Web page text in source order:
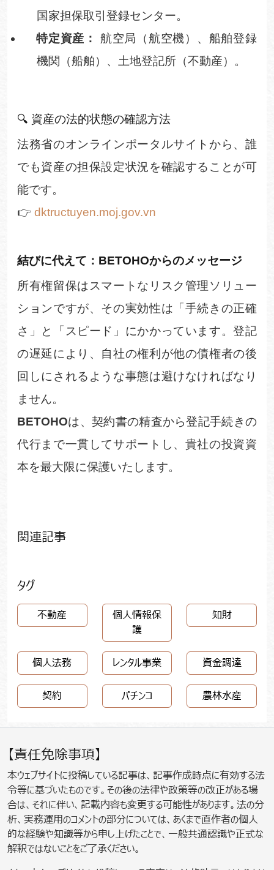
国家担保取引登録センター。
特定資産：
航空局（航空機）、船舶登録
機関（船舶）、土地登記所（不動産）。
🔍 資産の法的状態の確認方法
法務省のオンラインポータルサイトから、誰
でも資産の担保設定状況を確認することが可
能です。
👉 dktructuyen.moj.gov.vn
結びに代えて： BETOHOからのメッセージ
所有権留保はスマートなリスク管理ソリュー
ションですが、その実効性は「手続きの正確
さ」と「スピード」にかかっています。登記
の遅延により、自社の権利が他の債権者の後
回しにされるような事態は避けなければなり
ません。
BETOHOは、契約書の精査から登記手続きの
代行まで一貫してサポートし、貴社の投資資
本を最大限に保護いたします。
関連記事
タグ
不動産
個人情報保
護
知財
個人法務 レンタル事業 資金調達
契約 パチンコ 農林水産
【責任免除事項】
本ウェブサイトに投稿している記事は、記事作成時点に有効する法
令等に基づいたものです。その後の法律や政策等の改正がある場
合は、それに伴い、記載内容も変更する可能性があります。法の分
析、実務運用のコメントの部分については、あくまで直作者の個人
的な経験や知識等から申し上げたことで、一般共通認識や正式な
解釈ではないことをご了承ください。